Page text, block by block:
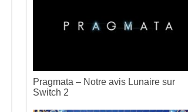
Pragmata – Notre avis Lunaire sur
Switch 2